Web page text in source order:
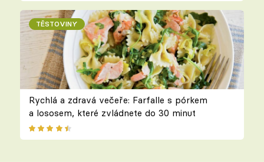
TĚSTOVINY
Rychlá a zdravá večeře: Farfalle s pórkem
a lososem, které zvládnete do 30 minut